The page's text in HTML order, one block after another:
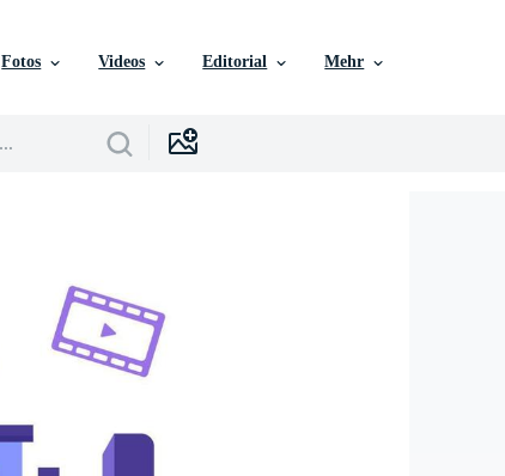
Fotos Videos Editorial Mehr